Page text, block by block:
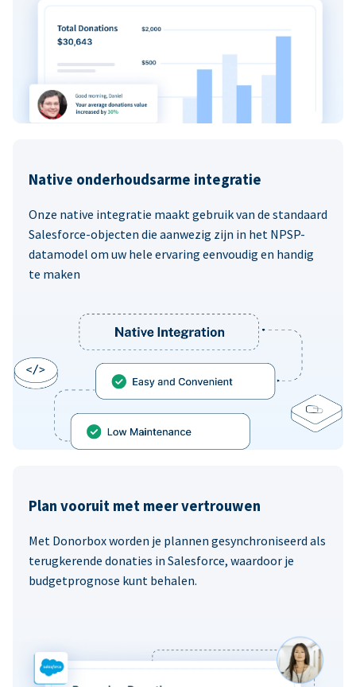
Native onderhoudsarme integratie
Onze native integratie maakt gebruik van de standaard
Salesforce-objecten die aanwezig zijn in het NPSP-
datamodel om uw hele ervaring eenvoudig en handig
te maken
Plan vooruit met meer vertrouwen
Met Donorbox worden je plannen gesynchroniseerd als
terugkerende donaties in Salesforce, waardoor je
budgetprognose kunt behalen.